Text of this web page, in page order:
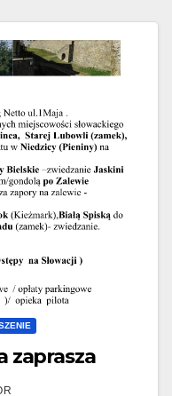
zaprasza